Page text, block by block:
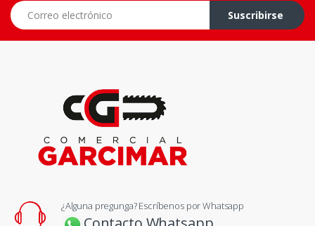
Correo electrónico
Suscribirse
¿Alguna pregunga? Escríbenos por Whatsapp